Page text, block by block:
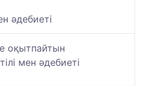
әдебиеті
оқытпайтын
мен әдебиеті